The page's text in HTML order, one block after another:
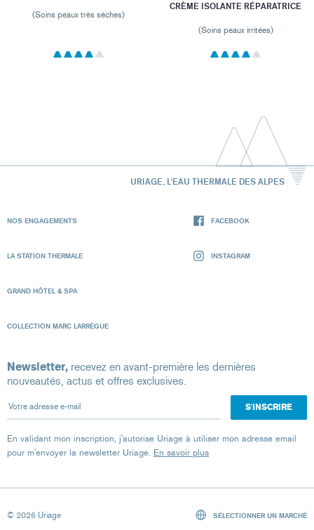
(Soins peaux très sèches)
CRÈME ISOLANTE RÉPARATRICE
(Soins peaux irritées)
URIAGE, L'EAU THERMALE DES ALPES
NOS ENGAGEMENTS
LA STATION THERMALE
GRAND HÔTEL & SPA
COLLECTION MARC LARRÈGUE
FACEBOOK
INSTAGRAM
Newsletter, recevez en avant-première les dernières
nouveautés, actus et offres exclusives.
Votre adresse e-mail
En validant mon inscription, j'autorise Uriage à utiliser mon adresse email
pour m'envoyer la newsletter Uriage. En savoir plus
© 2026 Uriage SÉLECTIONNER UN MARCHÉ